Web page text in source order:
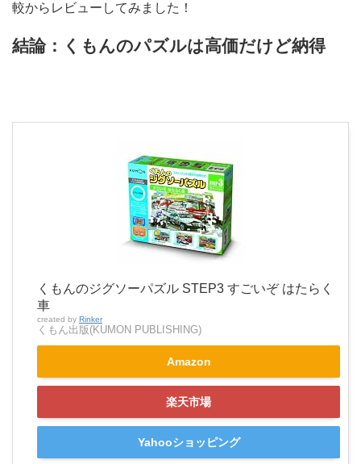
較からレビューしてみました！
結論：くもんのパズルは高価だけど納得
くもんのジグソーパズル STEP3 すごいぞ はたらく
車
created by Rinker
くもん出版(KUMON PUBLISHING)
Amazon
楽天市場
Yahooショッピング